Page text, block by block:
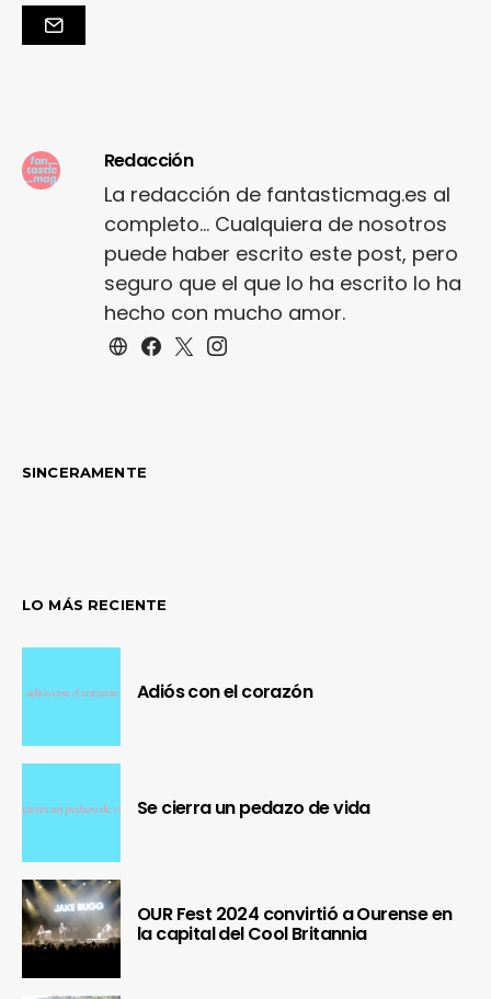
Redacción
La redacción de fantasticmag.es al
completo... Cualquiera de nosotros
puede haber escrito este post, pero
seguro que el que lo ha escrito lo ha
hecho con mucho amor.
SINCERAMENTE
LO MÁS RECIENTE
Adiós con el corazón
Se cierra un pedazo de vida
OUR Fest 2024 convirtió a Ourense en
la capital del Cool Britannia